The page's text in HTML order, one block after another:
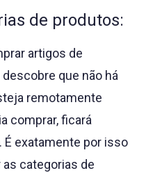
de produtos:
artigos de
que não há
remotamente
comprar, ficará
exatamente por isso
categorias de